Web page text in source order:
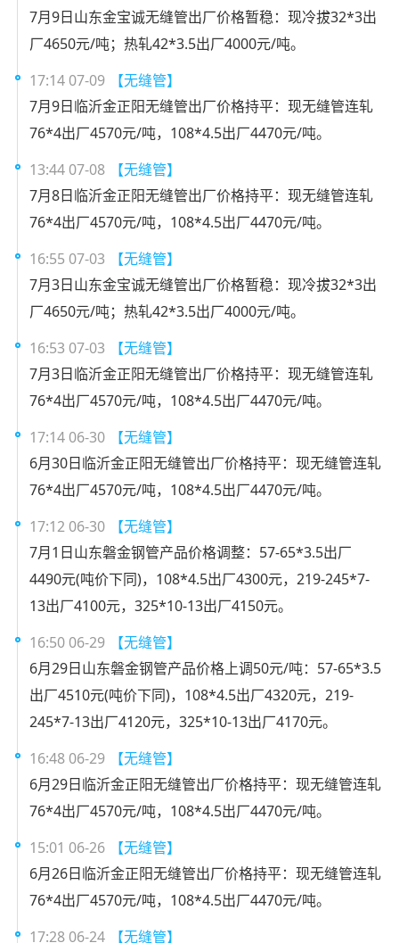
7月9日山东金宝诚无缝管出厂价格暂稳：现冷拔32*3出
厂4650元/吨；热轧42*3.5出厂4000元/吨。
17:14 07-09
【无缝管】
7月9日临沂金正阳无缝管出厂价格持平：现无缝管连轧
76*4出厂4570元/吨，108*4.5出厂4470元/吨。
13:44 07-08
【无缝管】
7月8日临沂金正阳无缝管出厂价格持平：现无缝管连轧
76*4出厂4570元/吨，108*4.5出厂4470元/吨。
16:55 07-03
【无缝管】
7月3日山东金宝诚无缝管出厂价格暂稳：现冷拔32*3出
厂4650元/吨；热轧42*3.5出厂4000元/吨。
16:53 07-03
【无缝管】
7月3日临沂金正阳无缝管出厂价格持平：现无缝管连轧
76*4出厂4570元/吨，108*4.5出厂4470元/吨。
17:14 06-30
【无缝管】
6月30日临沂金正阳无缝管出厂价格持平：现无缝管连轧
76*4出厂4570元/吨，108*4.5出厂4470元/吨。
17:12 06-30
【无缝管】
7月1日山东磐金钢管产品价格调整：57-65*3.5出厂
4490元(吨价下同)，108*4.5出厂4300元，219-245*7-
13出厂4100元，325*10-13出厂4150元。
16:50 06-29
【无缝管】
6月29日山东磐金钢管产品价格上调50元/吨：57-65*3.5
出厂4510元(吨价下同)，108*4.5出厂4320元，219-
245*7-13出厂4120元，325*10-13出厂4170元。
16:48 06-29
【无缝管】
6月29日临沂金正阳无缝管出厂价格持平：现无缝管连轧
76*4出厂4570元/吨，108*4.5出厂4470元/吨。
15:01 06-26
【无缝管】
6月26日临沂金正阳无缝管出厂价格持平：现无缝管连轧
76*4出厂4570元/吨，108*4.5出厂4470元/吨。
17:28 06-24
【无缝管】